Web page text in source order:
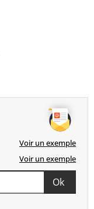
Voir un exemple
Voir un exemple